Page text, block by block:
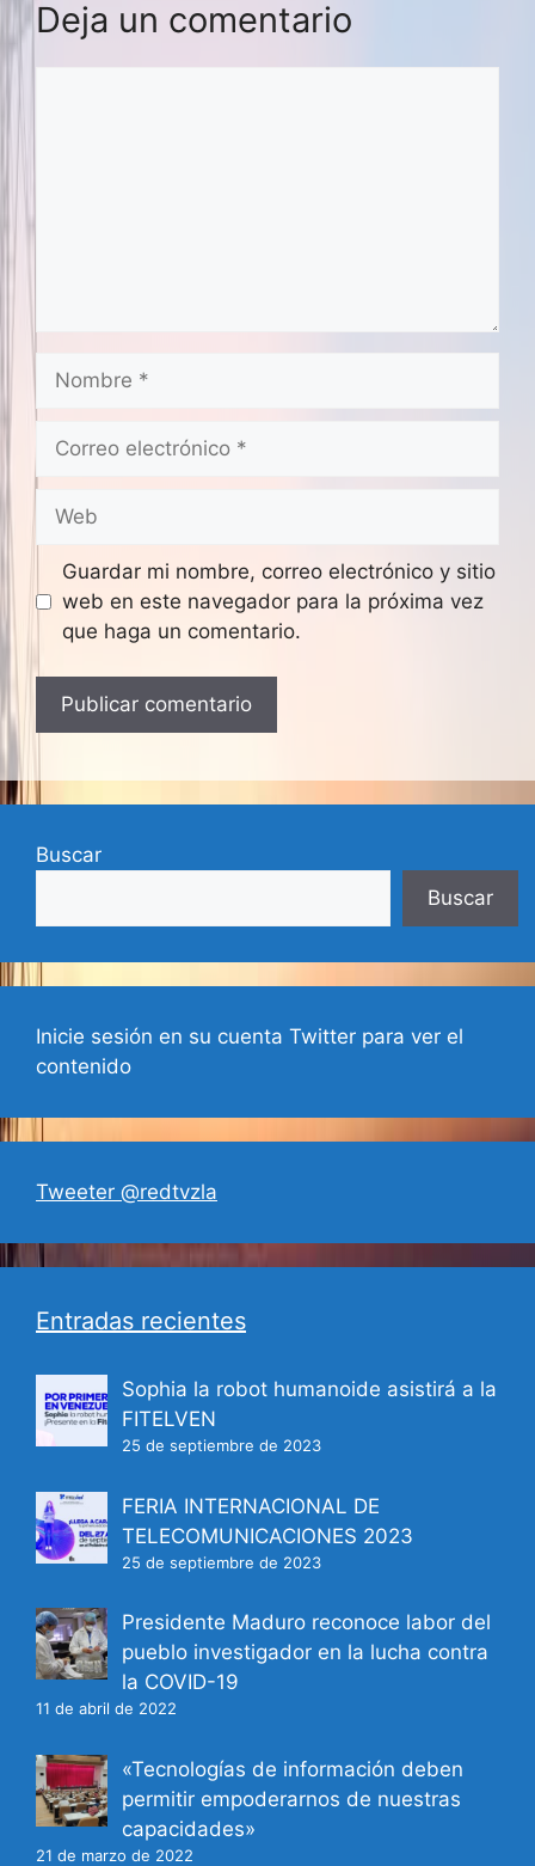
Deja un comentario
electrónico
Guardar mi nombre, correo electrónico y sitio
web en este navegador para la próxima vez
que haga un comentario.
l
e
t
v
e
Buscar
Buscar
Inicie sesión en su cuenta Twitter para ver el
contenido
Tweeter @redtvzla
Entradas recientes
Sophia la robot humanoide asistirá a la
FITELVEN
25 de septiembre de 2023
FERIA INTERNACIONAL DE
TELECOMUNICACIONES 2023
25 de septiembre de 2023
Presidente Maduro reconoce labor del
pueblo investigador en la lucha contra
la COVID-19
11 de abril de 2022
«Tecnologías de información deben
permitir empoderarnos de nuestras
capacidades»
21 de marzo de 2022